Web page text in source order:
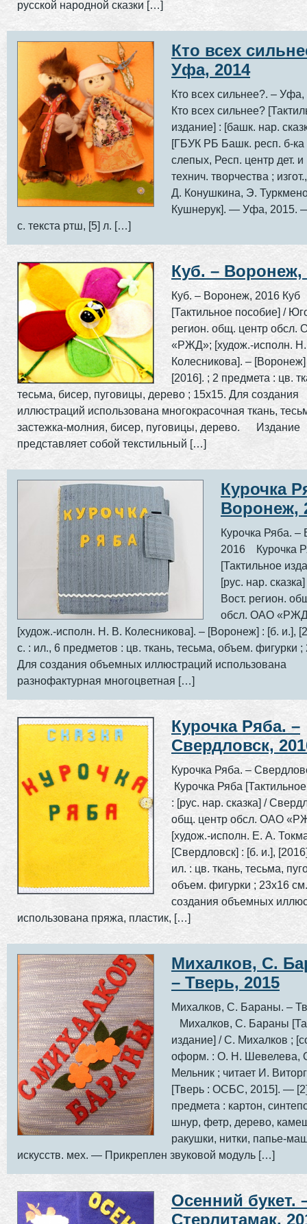
русской народной сказки […]
Кто всех
Уфа, 2014
Кто всех сильнее?. –
Кто всех сильнее?
издание] : [башк. нар.
[ГБУК РБ Башк. респ. б-ка
слепых, Респ. центр дет.
технич. творчества ;
Д. Конушкина, Э.
Кушнерук]. — Уфа, 2015.
с. текста ртш, [5] л. […]
Куб. – Воронеж,
Куб. – Воронеж, 2016 Куб
[Тактильное пособие] /
регион. общ. центр обсл.
«РЖД»; [худож.-исполн.
Колесникова]. – [Воронеж]
[2016]. ; 2 предмета : цв.
тесьма, бисер, пуговицы, дерево ; 15х15. Для создания
иллюстраций использована многокрасочная ткань,
застежка-молния, бисер, пуговицы, дерево. Издание
представляет собой текстильный […]
Курочка
Воронеж,
Курочка Ряба. –
2016 Курочка
[Тактильное
[рус. нар.
Вост. регион.
обсл. ОАО
[худож.-исполн. Н. В. Колесникова]. – [Воронеж] : [б. и.],
с. : ил., 6 предметов : цв. ткань, тесьма, объем. фигурки ;
Для создания объемных иллюстраций использована
разнофактурная многоцветная […]
Курочка Ряба. –
Свердловск,
Курочка Ряба. –
Курочка Ряба
: [рус. нар. сказка] /
общ. центр обсл. ОАО
[худож.-исполн. Е. А.
[Свердловск] : [б. и.],
ил. : цв. ткань, тесьма,
объем. фигурки ; 23х16
создания объемных
использована пряжа, пластик, […]
Михалков, С.
– Тверь, 2015
Михалков, С. Бараны. –
Михалков, С. Бараны
издание] / С. Михалков ;
оформ. : О. Н. Шевелева,
Мельник ; читает И.
[Тверь : ОСБС, 2015]. —
предмета : картон,
шнур, фетр, дерево,
ракушки, нитки, папье-
искусств. мех. — Прикреплен звуковой модуль […]
Осенний букет.
Стерлитамак,